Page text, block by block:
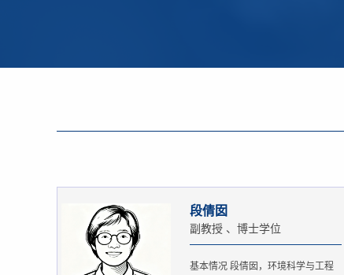
段倩囡
副教授 、博士学位
基本情况 段倩囡，环境科学与工程